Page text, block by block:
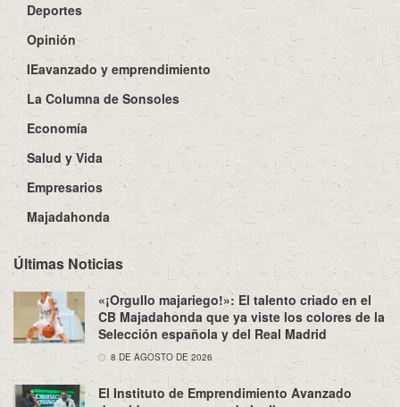
Deportes
Opinión
IEavanzado y emprendimiento
La Columna de Sonsoles
Economía
Salud y Vida
Empresarios
Majadahonda
Últimas Noticias
«¡Orgullo majariego!»: El talento criado en el
CB Majadahonda que ya viste los colores de la
Selección española y del Real Madrid
8 DE AGOSTO DE 2026
El Instituto de Emprendimiento Avanzado